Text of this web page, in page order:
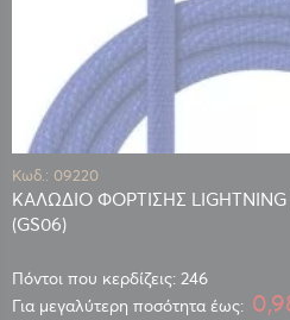
Κωδ.: 09220
ΚΑΛΩΔΙΟ ΦΟΡΤΙΣΗΣ
(GS06)
Πόντοι που κερδίζεις: 246
Για μεγαλύτερη ποσότητα έως: